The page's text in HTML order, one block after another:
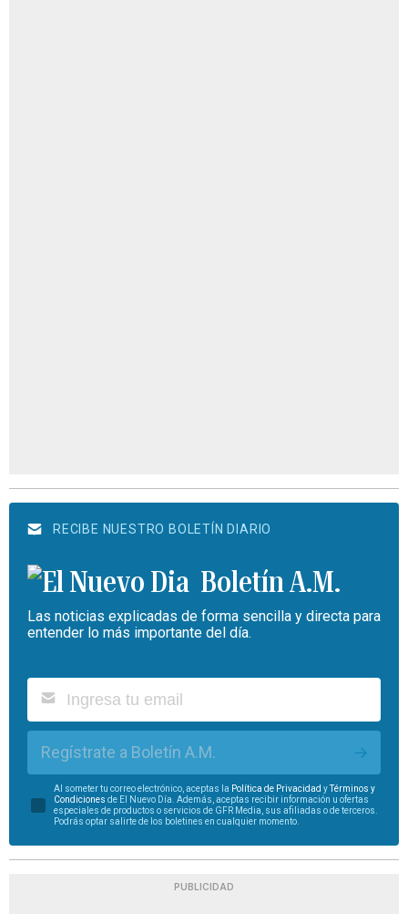
RECIBE NUESTRO BOLETÍN DIARIO
Boletín A.M.
Las noticias explicadas de forma sencilla y directa para
entender lo más importante del día.
Regístrate a Boletín A.M.
Al someter tu correo electrónico, aceptas la Política de Privacidad yTérminos y
Condiciones de El Nuevo Día. Además, aceptas recibir información u ofertas
especiales de productos o servicios de GFR Media, sus afiliadas o de terceros.
Podrás optar salirte de los boletines en cualquier momento.
PUBLICIDAD